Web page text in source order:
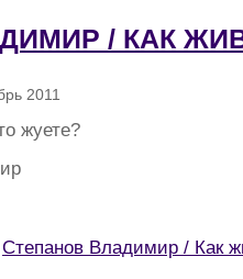
/ КАК
2011
жуете?
Степанов Владимир / Как